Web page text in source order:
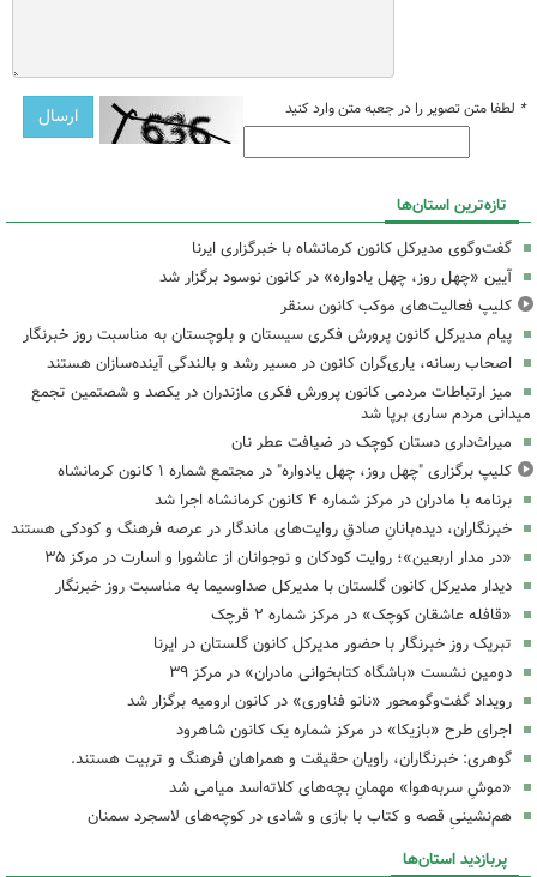
* لطفا متن تصویر را در جعبه متن وارد کنید
تازه‌ترین استان‌ها
گفت‌وگوی مدیرکل کانون کرمانشاه با خبرگزاری ایرنا
آیین «چهل روز، چهل یادواره» در کانون نوسود برگزار شد
کلیپ فعالیت‌های موکب کانون سنقر
پیام مدیرکل کانون پرورش فکری سیستان و بلوچستان به مناسبت روز خبرنگار
اصحاب رسانه، یاری‌گران کانون در مسیر رشد و بالندگی آینده‌سازان هستند
میز ارتباطات مردمی کانون پرورش فکری مازندران در یکصد و شصتمین تجمع
میدانی مردم ساری برپا شد
میراث‌داری دستان کوچک در ضیافت عطر نان
کلیپ برگزاری "چهل روز، چهل یادواره" در مجتمع شماره ۱ کانون کرمانشاه
برنامه با مادران در مرکز شماره ۴ کانون کرمانشاه اجرا شد
خبرنگاران، دیده‌بانانِ صادقِ روایت‌های ماندگار در عرصه فرهنگ و کودکی هستند
«در مدار اربعین»؛ روایت کودکان و نوجوانان از عاشورا و اسارت در مرکز ۳۵
دیدار مدیرکل کانون گلستان با مدیرکل صداوسیما به مناسبت روز خبرنگار
«قافله عاشقان کوچک» در مرکز شماره ۲ قرچک
تبریک روز خبرنگار با حضور مدیرکل کانون گلستان در ایرنا
دومین نشست «باشگاه کتابخوانی مادران» در مرکز ۳۹
رویداد گفت‌وگومحور «نانو فناوری» در کانون ارومیه برگزار شد
اجرای طرح «بازیکا» در مرکز شماره یک کانون شاهرود
گوهری: خبرنگاران، راویان حقیقت و همراهان فرهنگ و تربیت هستند.
«موشِ سربه‌هوا» مهمانِ بچه‌های کلاته‌اسد میامی شد
هم‌نشینیِ قصه و کتاب با بازی و شادی در کوچه‌های لاسجرد سمنان
پربازدید استان‌ها